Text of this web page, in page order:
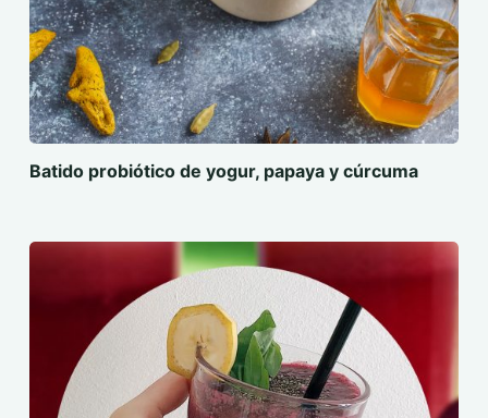
Batido probiótico de yogur, papaya y cúrcuma